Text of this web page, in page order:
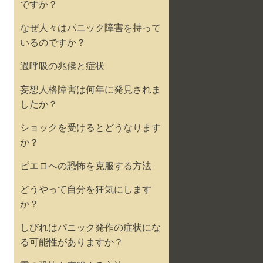
ですか？
なぜ人々はパニック障害を持って
いるのですか？
過呼吸の兆候と症状
妄想人格障害は何年に発見されま
したか？
ショックを受けるとどうなります
か？
ピエロへの恐怖を克服する方法
どうやって自分を狂気にします
か？
しびれはパニック発作の症状にな
る可能性がありますか？